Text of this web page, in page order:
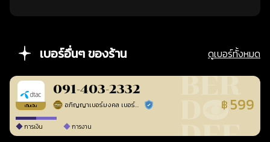
เบอร์อื่นๆ ของร้าน ดูเบอร์ทั้งหมด
เติมเงิน
091-403-2332
อภิญญาเบอร์มงคล เบอร์สวยเลขศาสตร์ ร้านยืนยันแล้ว ฿ 599
การเงิน การงาน